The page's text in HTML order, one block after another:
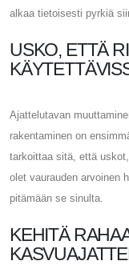
alkaa tietoisesti pyrkiä
USKO, ETTÄ
Ajattelutavan
rakentaminen on
tarkoittaa sitä, että
olet vaurauden arvoinen
pitämään se sinulta.
KEHITÄ